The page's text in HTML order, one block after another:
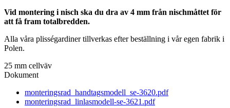
Vid montering i nisch ska du dra av 4 mm från nischmåttet för
att få fram totalbredden.
Alla våra plisségardiner tillverkas efter beställning i vår egen fabrik i
Polen.
25 mm cellväv
Dokument
monteringsrad_handtagsmodell_se-3620.pdf
monteringsrad_linlasmodell-se-3621.pdf